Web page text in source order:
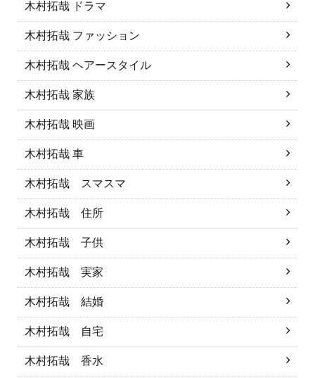
木村拓哉 ドラマ
木村拓哉 ファッション
木村拓哉 ヘアースタイル
木村拓哉 家族
木村拓哉 映画
木村拓哉 車
木村拓哉 スマスマ
木村拓哉 住所
木村拓哉 子供
木村拓哉 実家
木村拓哉 結婚
木村拓哉 自宅
木村拓哉 香水